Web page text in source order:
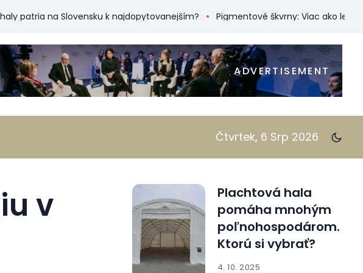
na Slovensku k najdopytovanejším? Pigmentové škvrny: Viac ako len
ADVERTISEMENT
Čtvrtek, 6 Srp 2026
v
Plachtová hala
pomáha mnohým
poľnohospodárom.
Ktorú si vybrať?
4. 10. 2025